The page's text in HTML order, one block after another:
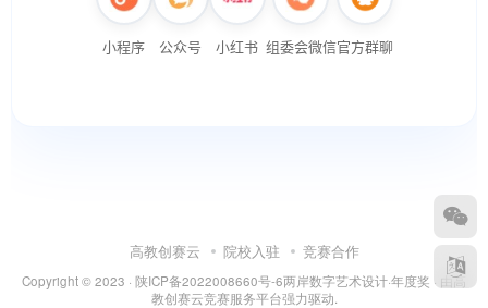
高教创赛云 院校入驻 竞赛合作
Copyright © 2023 · 陕ICP备2022008660号-6两岸数字艺术设计·年度奖 · 由高
教创赛云竞赛服务平台强力驱动.